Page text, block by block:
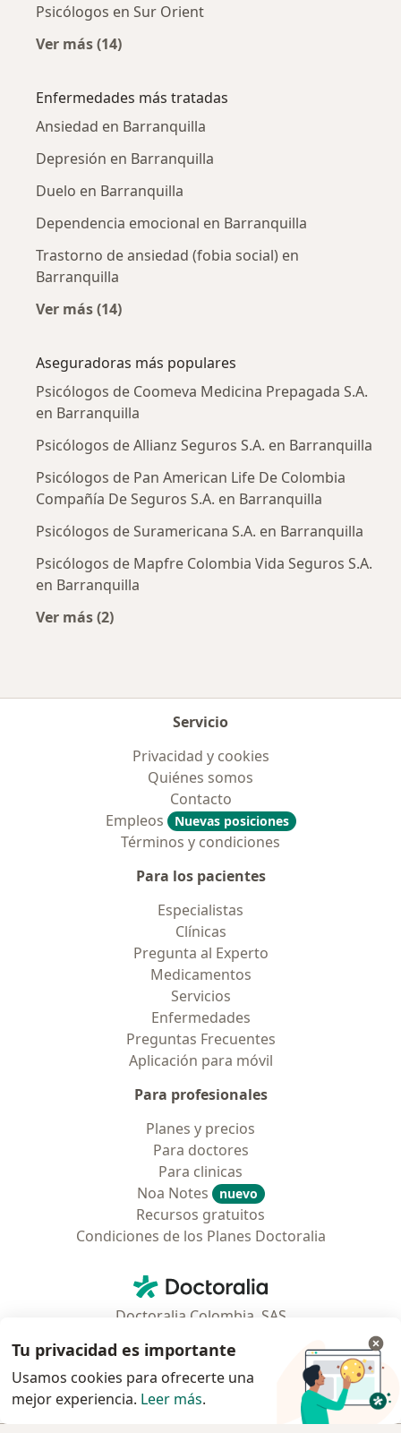
Psicólogos en Sur Orient
Ver más (14)
Enfermedades más tratadas
Ansiedad en Barranquilla
Depresión en Barranquilla
Duelo en Barranquilla
Dependencia emocional en Barranquilla
Trastorno de ansiedad (fobia social) en
Barranquilla
Ver más (14)
Aseguradoras más populares
Psicólogos de Coomeva Medicina Prepagada S.A.
en Barranquilla
Psicólogos de Allianz Seguros S.A. en Barranquilla
Psicólogos de Pan American Life De Colombia
Compañía De Seguros S.A. en Barranquilla
Psicólogos de Suramericana S.A. en Barranquilla
Psicólogos de Mapfre Colombia Vida Seguros S.A.
en Barranquilla
Ver más (2)
Servicio
Privacidad y cookies
Quiénes somos
Contacto
Empleos
Nuevas posiciones
Términos y condiciones
Para los pacientes
Especialistas
Clínicas
Pregunta al Experto
Medicamentos
Servicios
Enfermedades
Preguntas Frecuentes
Aplicación para móvil
Para profesionales
Planes y precios
Para doctores
Para clinicas
Noa Notes
nuevo
Recursos gratuitos
Condiciones de los Planes Doctoralia
Doctoralia - Página de inicio
Doctoralia Colombia, SAS
Municipio: Bogotá D.C., Colombia
Tu privacidad es importante
Usamos cookies para ofrecerte una
mejor experiencia. Leer más.